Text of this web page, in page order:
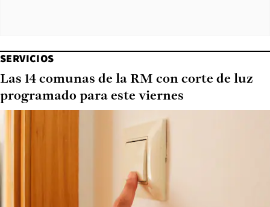
SERVICIOS
Las 14 comunas de la RM con corte de luz
programado para este viernes